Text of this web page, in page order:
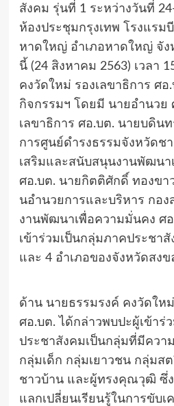
สังคม รุ่นที่ 1 ระหว่างวันที่
ห้องประชุมกรุงเทพ โรงแรม
หาดใหญ่ อำเภอหาดใหญ่ จัง
นี้ (24 สิงหาคม 2563) เวลา
คงวัดใหม่ รองเลขาธิการ ศอ
กิจกรรมฯ โดยมี นายอำนวย
เลขาธิการ ศอ.บต. นายบดิน
การศูนย์ดำรงธรรมจังหวัดช
เสริมและสนับสนุนงานพัฒนา
ศอ.บต. นายกิตติศักดิ์ ทองขา
นอํานวยการและบริหาร กอ
งานพัฒนาเพื่อความมั่นคง ศ
เข้าร่วมเป็นกลุ่มภาคประชา
และ 4 อำเภอของจังหวัดสง
ด้าน นายธรรมรงค์ คงวัดให
ศอ.บต. ได้กล่าวพบปะผู้เข้าร่
ประชาสังคมเป็นกลุ่มที่มีควา
กลุ่มเด็ก กลุ่มเยาวชน กลุ่มส
ชาวบ้าน และผู้ทรงคุณวุฒิ ซึ่
แลกเปลี่ยนเรียนรู้ในการขับ